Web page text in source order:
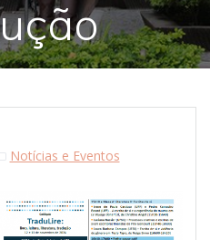
Notícias e Eventos